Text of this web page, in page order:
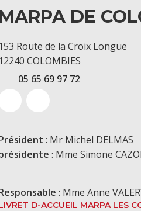
MARPA DE
153 Route de la Croix Longue
12240 COLOMBIES
05 65 69 97 72
: Mr
: Mme Simone
: Mme Anne
D-ACCUEIL MARPA LES